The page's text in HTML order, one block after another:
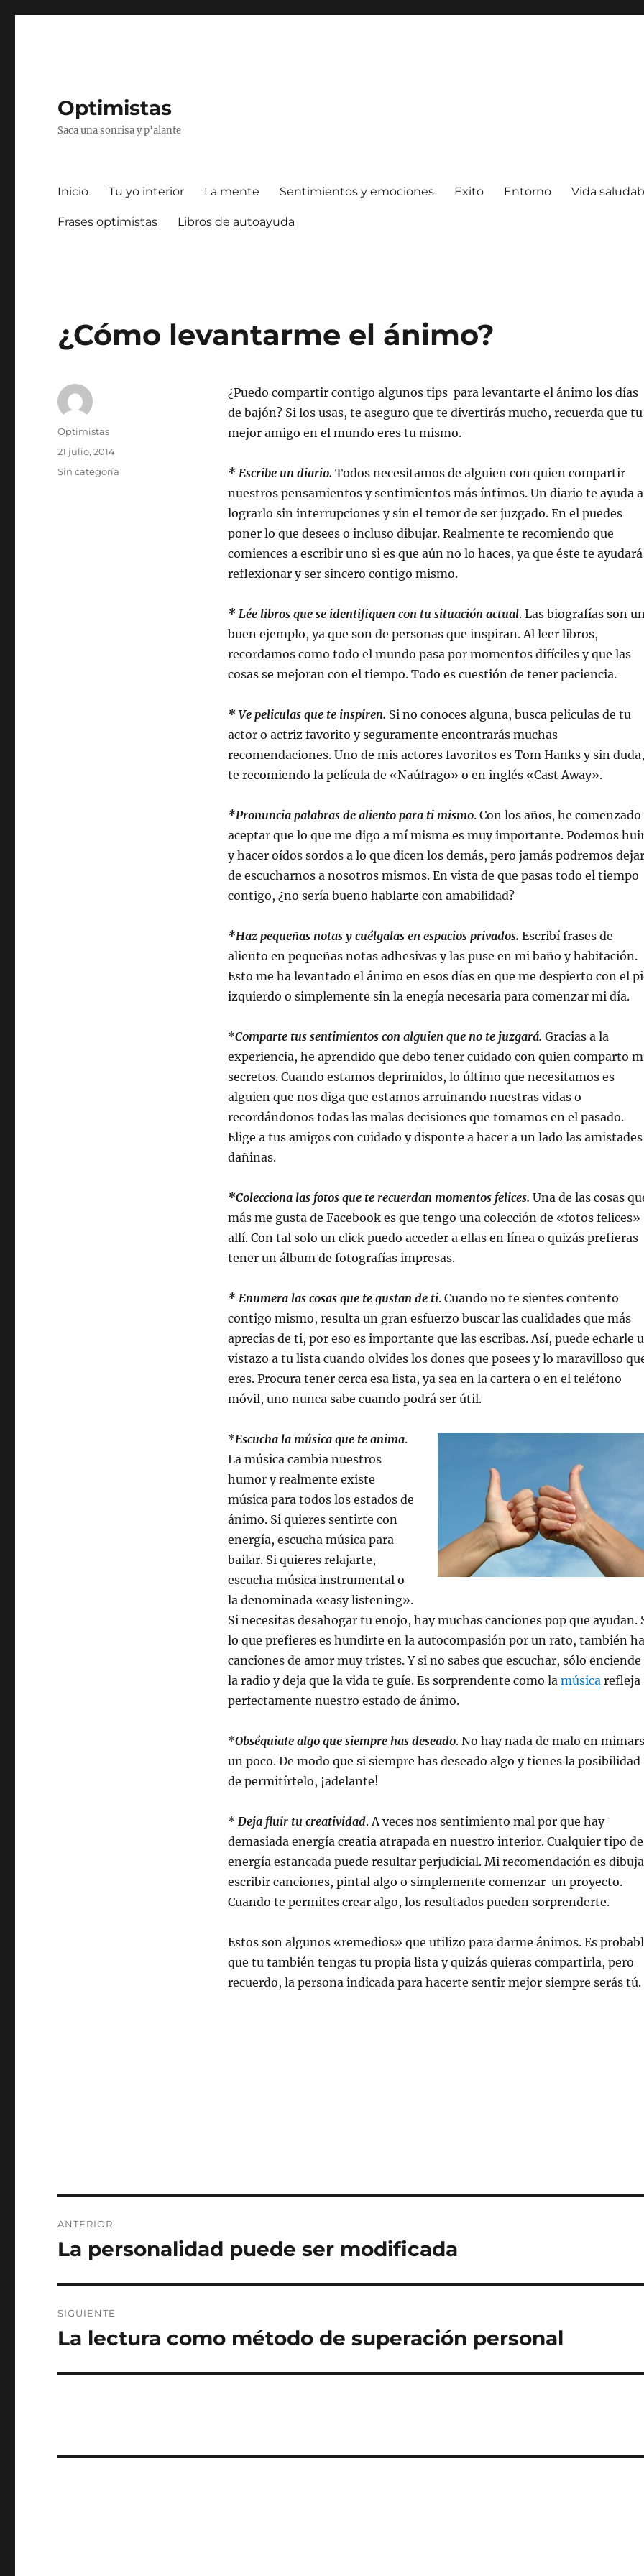
Optimistas
Saca una sonrisa y p'alante
Inicio Tu yo interior La mente Sentimientos y emociones Exito Entorno Vida
Frases optimistas Libros de autoayuda
¿Cómo levantarme el ánimo?
¿Puedo compartir contigo algunos tips para levantarte el ánimo los días
de bajón? Si los usas, te aseguro que te divertirás mucho, recuerda que tu
mejor amigo en el mundo eres tu mismo.
* Escribe un diario. Todos necesitamos de alguien con quien compartir
nuestros pensamientos y sentimientos más íntimos. Un diario te ayuda a
lograrlo sin interrupciones y sin el temor de ser juzgado. En el puedes
poner lo que desees o incluso dibujar. Realmente te recomiendo que
comiences a escribir uno si es que aún no lo haces, ya que éste te ayudará
reflexionar y ser sincero contigo mismo.
* Lée libros que se identifiquen con tu situación actual. Las biografías son
buen ejemplo, ya que son de personas que inspiran. Al leer libros,
recordamos como todo el mundo pasa por momentos difíciles y que las
cosas se mejoran con el tiempo. Todo es cuestión de tener paciencia.
* Ve peliculas que te inspiren. Si no conoces alguna, busca peliculas de tu
actor o actriz favorito y seguramente encontrarás muchas
recomendaciones. Uno de mis actores favoritos es Tom Hanks y sin duda,
te recomiendo la película de «Naúfrago» o en inglés «Cast Away».
*Pronuncia palabras de aliento para ti mismo. Con los años, he comenzado
aceptar que lo que me digo a mí misma es muy importante. Podemos
y hacer oídos sordos a lo que dicen los demás, pero jamás podremos dejar
de escucharnos a nosotros mismos. En vista de que pasas todo el tiempo
contigo, ¿no sería bueno hablarte con amabilidad?
*Haz pequeñas notas y cuélgalas en espacios privados. Escribí frases de
aliento en pequeñas notas adhesivas y las puse en mi baño y habitación.
Esto me ha levantado el ánimo en esos días en que me despierto con el
izquierdo o simplemente sin la enegía necesaria para comenzar mi día.
*Comparte tus sentimientos con alguien que no te juzgará. Gracias a la
experiencia, he aprendido que debo tener cuidado con quien comparto
secretos. Cuando estamos deprimidos, lo último que necesitamos es
alguien que nos diga que estamos arruinando nuestras vidas o
recordándonos todas las malas decisiones que tomamos en el pasado.
Elige a tus amigos con cuidado y disponte a hacer a un lado las amistades
dañinas.
*Colecciona las fotos que te recuerdan momentos felices. Una de las cosas
más me gusta de Facebook es que tengo una colección de «fotos felices»
allí. Con tal solo un click puedo acceder a ellas en línea o quizás prefieras
tener un álbum de fotografías impresas.
* Enumera las cosas que te gustan de ti. Cuando no te sientes contento
contigo mismo, resulta un gran esfuerzo buscar las cualidades que más
aprecias de ti, por eso es importante que las escribas. Así, puede echarle
vistazo a tu lista cuando olvides los dones que posees y lo maravilloso
eres. Procura tener cerca esa lista, ya sea en la cartera o en el teléfono
móvil, uno nunca sabe cuando podrá ser útil.
*Escucha la música que te anima.
La música cambia nuestros
humor y realmente existe
música para todos los estados de
ánimo. Si quieres sentirte con
energía, escucha música para
bailar. Si quieres relajarte,
escucha música instrumental o
la denominada «easy listening».
Si necesitas desahogar tu enojo, hay muchas canciones pop que ayudan.
lo que prefieres es hundirte en la autocompasión por un rato, también
canciones de amor muy tristes. Y si no sabes que escuchar, sólo enciende
la radio y deja que la vida te guíe. Es sorprendente como la músicarefleja
perfectamente nuestro estado de ánimo.
*Obséquiate algo que siempre has deseado. No hay nada de malo en
un poco. De modo que si siempre has deseado algo y tienes la posibilidad
de permitírtelo, ¡adelante!
* Deja fluir tu creatividad. A veces nos sentimiento mal por que hay
demasiada energía creatia atrapada en nuestro interior. Cualquier tipo de
energía estancada puede resultar perjudicial. Mi recomendación es
escribir canciones, pintal algo o simplemente comenzar un proyecto.
Cuando te permites crear algo, los resultados pueden sorprenderte.
Estos son algunos «remedios» que utilizo para darme ánimos. Es
que tu también tengas tu propia lista y quizás quieras compartirla, pero
recuerdo, la persona indicada para hacerte sentir mejor siempre serás tú.
Autor
Optimistas
Publicado
el
21 julio, 2014
Categorías
Sin categoría
de
ANTERIOR
Entrada
La personalidad puede ser modificada
SIGUIENTE
Entrada
La lectura como método de superación personal